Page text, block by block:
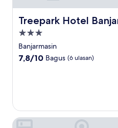
Treepark Hotel
Treepark Hotel
Properti
bintang
3.0
Banjarmasin
7.8
7,8/10 Bagus (6 ulasan)
Swiss-Belhotel Borneo